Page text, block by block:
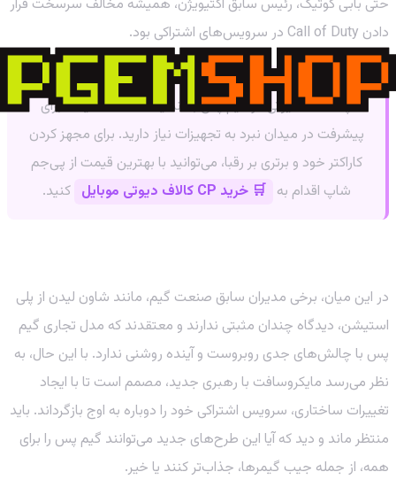
حتی بابی کوتیک، رئیس سابق اکتیویژن، همیشه مخالف سرسخت قرار
دادن Call of Duty در سرویس‌های اشتراکی بود.
چه کالاف دیوتی در گیم پس بماند یا نه، شما همیشه برای
پیشرفت در میدان نبرد به تجهیزات نیاز دارید. برای مجهز کردن
کاراکتر خود و برتری بر رقبا، می‌توانید با بهترین قیمت از پی‌جم
شاپ اقدام به 🛒 خرید CP کالاف دیوتی موبایل کنید.
در این میان، برخی مدیران سابق صنعت گیم، مانند شاون لیدن از پلی
استیشن، دیدگاه چندان مثبتی ندارند و معتقدند که مدل تجاری گیم
پس با چالش‌های جدی روبروست و آینده روشنی ندارد. با این حال، به
نظر می‌رسد مایکروسافت با رهبری جدید، مصمم است تا با ایجاد
تغییرات ساختاری، سرویس اشتراکی خود را دوباره به اوج بازگرداند. باید
منتظر ماند و دید که آیا این طرح‌های جدید می‌توانند گیم پس را برای
همه، از جمله جیب گیمرها، جذاب‌تر کنند یا خیر.